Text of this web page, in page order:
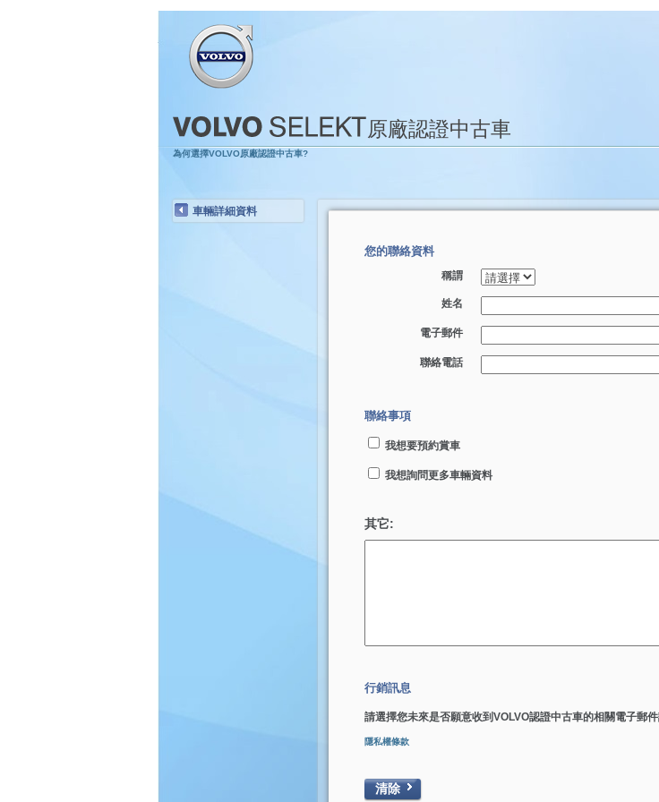
原廠認證中古車
為何選擇VOLVO原廠認證中古車?
車輛詳細資料
您的聯絡資料
稱謂
姓名
電子郵件
聯絡電話
聯絡事項
我想要預約賞車
我想詢問更多車輛資料
其它:
行銷訊息
請選擇您未來是否願意收到VOLVO認證中古車的相關電子郵
隱私權條款
清除